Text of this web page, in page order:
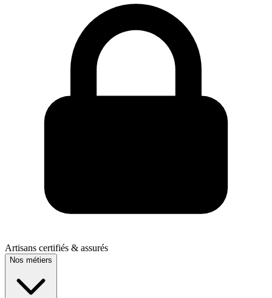
Artisans certifiés & assurés
Nos métiers